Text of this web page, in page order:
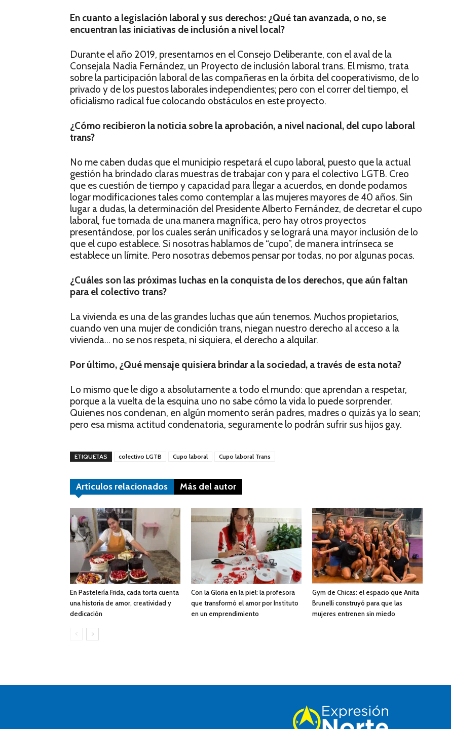
En cuanto a legislación laboral y sus derechos: ¿Qué tan avanzada, o no, se
encuentran las iniciativas de inclusión a nivel local?
Durante el año 2019, presentamos en el Consejo Deliberante, con el aval de la
Consejala Nadia Fernández, un Proyecto de inclusión laboral trans. El mismo, trata
sobre la participación laboral de las compañeras en la órbita del cooperativismo, de lo
privado y de los puestos laborales independientes; pero con el correr del tiempo, el
oficialismo radical fue colocando obstáculos en este proyecto.
¿Cómo recibieron la noticia sobre la aprobación, a nivel nacional, del cupo laboral
trans?
No me caben dudas que el municipio respetará el cupo laboral, puesto que la actual
gestión ha brindado claras muestras de trabajar con y para el colectivo LGTB. Creo
que es cuestión de tiempo y capacidad para llegar a acuerdos, en donde podamos
logar modificaciones tales como contemplar a las mujeres mayores de 40 años. Sin
lugar a dudas, la determinación del Presidente Alberto Fernández, de decretar el cupo
laboral, fue tomada de una manera magnífica, pero hay otros proyectos
presentándose, por los cuales serán unificados y se logrará una mayor inclusión de lo
que el cupo establece. Si nosotras hablamos de “cupo”, de manera intrínseca se
establece un límite. Pero nosotras debemos pensar por todas, no por algunas pocas.
¿Cuáles son las próximas luchas en la conquista de los derechos, que aún faltan
para el colectivo trans?
La vivienda es una de las grandes luchas que aún tenemos. Muchos propietarios,
cuando ven una mujer de condición trans, niegan nuestro derecho al acceso a la
vivienda… no se nos respeta, ni siquiera, el derecho a alquilar.
Por último, ¿Qué mensaje quisiera brindar a la sociedad, a través de esta nota?
Lo mismo que le digo a absolutamente a todo el mundo: que aprendan a respetar,
porque a la vuelta de la esquina uno no sabe cómo la vida lo puede sorprender.
Quienes nos condenan, en algún momento serán padres, madres o quizás ya lo sean;
pero esa misma actitud condenatoria, seguramente lo podrán sufrir sus hijos gay.
ETIQUETAS colectivo LGTB Cupo laboral Cupo laboral Trans
Artículos relacionados Más del autor
En Pastelería Frida, cada torta cuenta
una historia de amor, creatividad y
dedicación
Con la Gloria en la piel: la profesora
que transformó el amor por Instituto
en un emprendimiento
Gym de Chicas: el espacio que Anita
Brunelli construyó para que las
mujeres entrenen sin miedo